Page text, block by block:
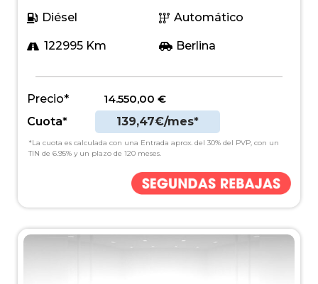
Diésel
Automático
122995 Km Berlina
Precio* 14.550,00 €
Cuota*
139,47€/mes*
*La cuota es calculada con una Entrada aprox. del 30% del PVP, con un
TIN de 6.95% y un plazo de 120 meses.